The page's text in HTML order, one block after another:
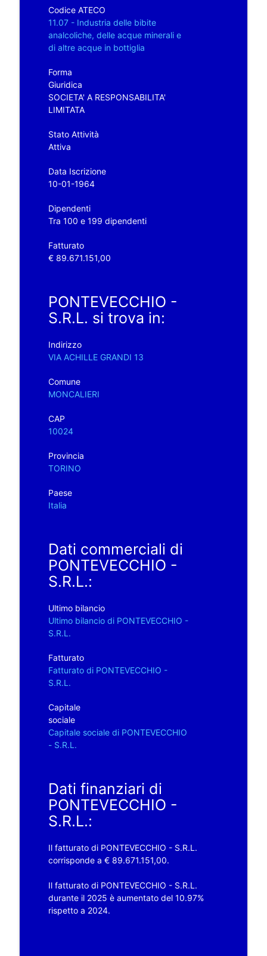
Codice ATECO
11.07 - Industria delle bibite
analcoliche, delle acque minerali e
di altre acque in bottiglia
Forma
Giuridica
SOCIETA' A RESPONSABILITA'
LIMITATA
Stato Attività
Attiva
Data Iscrizione
10-01-1964
Dipendenti
Tra 100 e 199 dipendenti
Fatturato
€ 89.671.151,00
PONTEVECCHIO -
S.R.L. si trova in:
Indirizzo
VIA ACHILLE GRANDI 13
Comune
MONCALIERI
CAP
10024
Provincia
TORINO
Paese
Italia
Dati commerciali di
PONTEVECCHIO -
S.R.L.:
Ultimo bilancio
Ultimo bilancio di PONTEVECCHIO -
S.R.L.
Fatturato
Fatturato di PONTEVECCHIO -
S.R.L.
Capitale
sociale
Capitale sociale di PONTEVECCHIO
- S.R.L.
Dati finanziari di
PONTEVECCHIO -
S.R.L.:
Il fatturato di PONTEVECCHIO - S.R.L.
corrisponde a € 89.671.151,00.
Il fatturato di PONTEVECCHIO - S.R.L.
durante il 2025 è aumentato del 10.97%
rispetto a 2024.